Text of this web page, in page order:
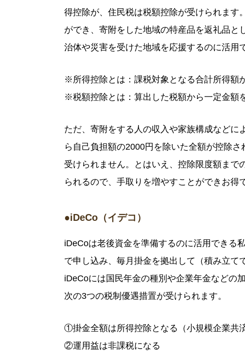
得控除が、住民税は税額控除が受けられます
ができ、寄附をした地域の特産品を返礼品と
治体や災害を受けた地域を応援するのに活用
※所得控除とは：課税対象となる合計所得額
※税額控除とは：算出した税額から一定金額
ただ、寄附をする人の収入や家族構成などに
ら自己負担額の2000円を除いた全額が控除
受けられません。とはいえ、控除限度額まで
られるので、手取りを増やすことができお得
●iDeCo（イデコ）
iDeCoは老後資金を準備するのに活用できる
で申し込み、毎月掛金を拠出して（積み立て
iDeCoには国民年金の種別や企業年金などの
次の3つの税制優遇措置が受けられます。
①掛金全額は所得控除となる（小規模企業共
②運用益は非課税になる